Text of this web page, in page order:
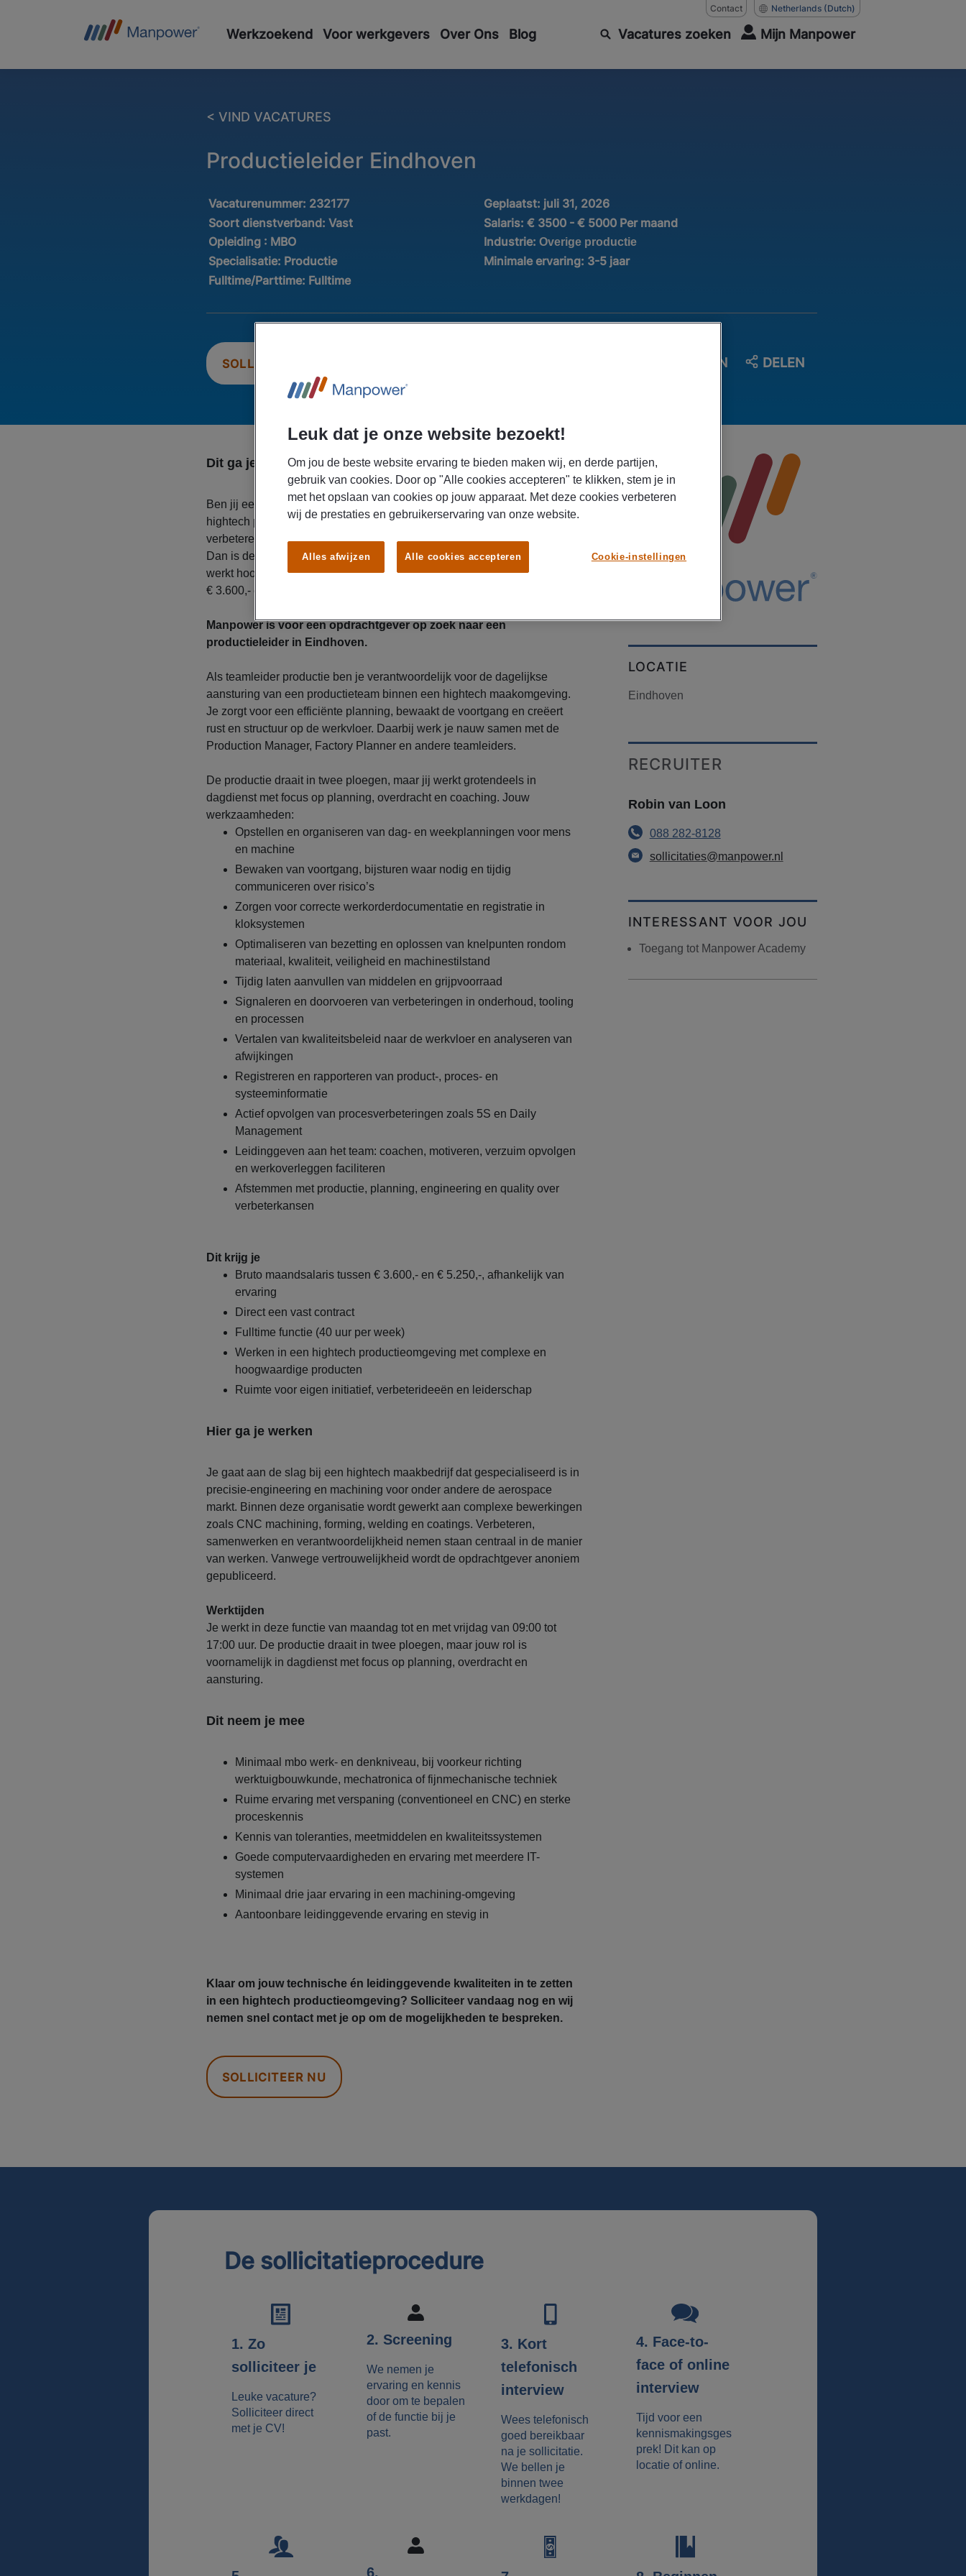
Contact Netherlands (Dutch)
Werkzoekend Voor werkgevers Over Ons Blog Vacatures zoeken Mijn Manpower
< VIND VACATURES
Productieleider Eindhoven
Vacaturenummer: 232177 Geplaatst: juli 31, 2026
Soort dienstverband:Vast Salaris: € 3500 - € 5000 Per maand
Opleiding : MBO Industrie: Overige productie
Specialisatie: Productie Minimale ervaring: 3-5 jaar
Fulltime/Parttime: Fulltime
SOLLICITEER NU OPSLAAN DELEN
Dit ga je doen
Ben jij een technisch sterke leider die overzicht weet te houden in een
hightech productieomgeving? Wil jij een team aansturen, processen
verbeteren en bijdragen aan precisiewerk voor de aerospace industrie?
Dan is deze functie als Teamleider Productie jouw volgende stap. Je
werkt hoofdzakelijk in dagdienst, ontvangt een bruto maandsalaris tussen
€ 3.600,- en € 5.250,- en treedt direct in dienst bij de opdrachtgever.
Manpower is voor een opdrachtgever op zoek naar een
productieleider in Eindhoven.
Als teamleider productie ben je verantwoordelijk voor de dagelijkse
aansturing van een productieteam binnen een hightech maakomgeving.
Je zorgt voor een efficiënte planning, bewaakt de voortgang en creëert
rust en structuur op de werkvloer. Daarbij werk je nauw samen met de
Production Manager, Factory Planner en andere teamleiders.
De productie draait in twee ploegen, maar jij werkt grotendeels in
dagdienst met focus op planning, overdracht en coaching. Jouw
werkzaamheden:
Opstellen en organiseren van dag- en weekplanningen voor mens
en machine
Bewaken van voortgang, bijsturen waar nodig en tijdig
communiceren over risico’s
Zorgen voor correcte werkorderdocumentatie en registratie in
kloksystemen
Optimaliseren van bezetting en oplossen van knelpunten rondom
materiaal, kwaliteit, veiligheid en machinestilstand
Tijdig laten aanvullen van middelen en grijpvoorraad
Signaleren en doorvoeren van verbeteringen in onderhoud, tooling
en processen
Vertalen van kwaliteitsbeleid naar de werkvloer en analyseren van
afwijkingen
Registreren en rapporteren van product-, proces- en
systeeminformatie
Actief opvolgen van procesverbeteringen zoals 5S en Daily
Management
Leidinggeven aan het team: coachen, motiveren, verzuim opvolgen
en werkoverleggen faciliteren
Afstemmen met productie, planning, engineering en quality over
verbeterkansen
Dit krijg je
Bruto maandsalaris tussen € 3.600,- en € 5.250,-, afhankelijk van
ervaring
Direct een vast contract
Fulltime functie (40 uur per week)
Werken in een hightech productieomgeving met complexe en
hoogwaardige producten
Ruimte voor eigen initiatief, verbeterideeën en leiderschap
Hier ga je werken
Je gaat aan de slag bij een hightech maakbedrijf dat gespecialiseerd is in
precisie-engineering en machining voor onder andere de aerospace
markt. Binnen deze organisatie wordt gewerkt aan complexe bewerkingen
zoals CNC machining, forming, welding en coatings. Verbeteren,
samenwerken en verantwoordelijkheid nemen staan centraal in de manier
van werken. Vanwege vertrouwelijkheid wordt de opdrachtgever anoniem
gepubliceerd.
Werktijden
Je werkt in deze functie van maandag tot en met vrijdag van 09:00 tot
17:00 uur. De productie draait in twee ploegen, maar jouw rol is
voornamelijk in dagdienst met focus op planning, overdracht en
aansturing.
Dit neem je mee
Minimaal mbo werk- en denkniveau, bij voorkeur richting
werktuigbouwkunde, mechatronica of fijnmechanische techniek
Ruime ervaring met verspaning (conventioneel en CNC) en sterke
proceskennis
Kennis van toleranties, meetmiddelen en kwaliteitssystemen
Goede computervaardigheden en ervaring met meerdere IT-
systemen
Minimaal drie jaar ervaring in een machining-omgeving
Aantoonbare leidinggevende ervaring en stevig in
Klaar om jouw technische én leidinggevende kwaliteiten in te zetten
in een hightech productieomgeving? Solliciteer vandaag nog en wij
nemen snel contact met je op om de mogelijkheden te bespreken.
SOLLICITEER NU
LOCATIE
Eindhoven
RECRUITER
Robin van Loon
088 282-8128
sollicitaties@manpower.nl
INTERESSANT VOOR JOU
Toegang tot Manpower Academy
De sollicitatieprocedure
1. Zo
solliciteer je
Leuke vacature?
Solliciteer direct
met je CV!
2. Screening
We nemen je
ervaring en kennis
door om te bepalen
of de functie bij je
past.
3. Kort
telefonisch
interview
Wees telefonisch
goed bereikbaar
na je sollicitatie.
We bellen je
binnen twee
werkdagen!
4. Face-to-
face of online
interview
Tijd voor een
kennismakingsges
prek! Dit kan op
locatie of online.
6.
Leuk dat je onze website bezoekt!
Om jou de beste website ervaring te bieden maken wij, en derde partijen,
gebruik van cookies. Door op "Alle cookies accepteren" te klikken, stem je in
met het opslaan van cookies op jouw apparaat. Met deze cookies verbeteren
wij de prestaties en gebruikerservaring van onze website.
Cookie-instellingen
Alles afwijzen Alle cookies accepteren